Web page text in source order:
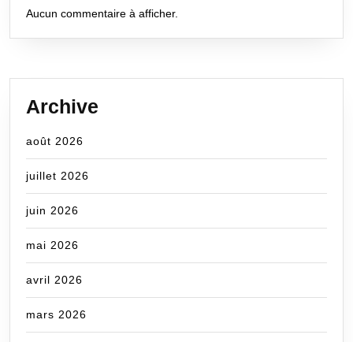
Aucun commentaire à afficher.
Archive
août 2026
juillet 2026
juin 2026
mai 2026
avril 2026
mars 2026